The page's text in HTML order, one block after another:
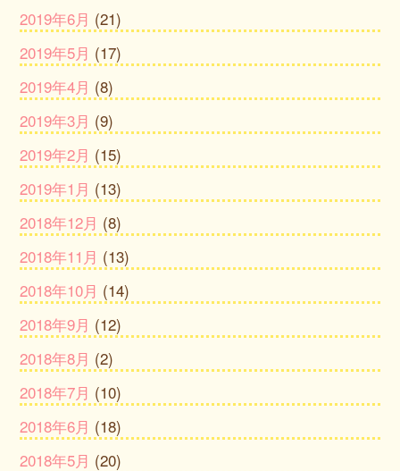
2019年6月 (21)
2019年5月 (17)
2019年4月 (8)
2019年3月 (9)
2019年2月 (15)
2019年1月 (13)
2018年12月 (8)
2018年11月 (13)
2018年10月 (14)
2018年9月 (12)
2018年8月 (2)
2018年7月 (10)
2018年6月 (18)
2018年5月 (20)